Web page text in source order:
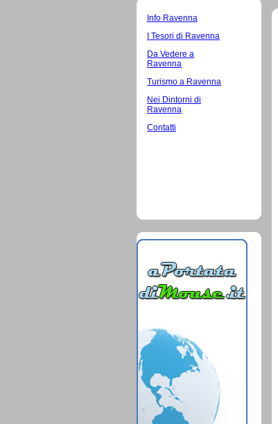
Info Ravenna
I Tesori di Ravenna
Da Vedere a
Ravenna
Turismo a Ravenna
Nei Dintorni di
Ravenna
Contatti